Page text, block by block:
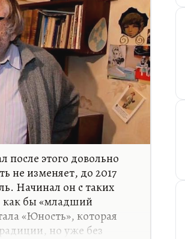
после этого довольно
не изменяет, до 2017
Начинал он с таких
как бы «младший
«Юность», которая
но уже без